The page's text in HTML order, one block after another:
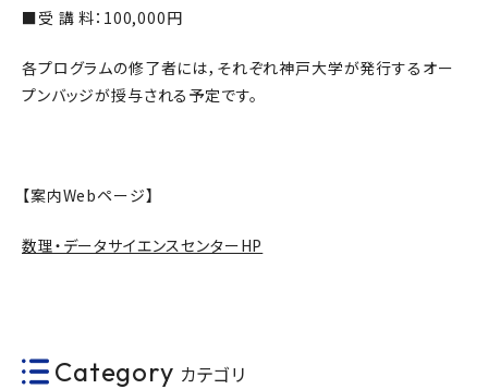
■受 講 料：100,000円
各プログラムの修了者には，それぞれ神戸大学が発行するオー
プンバッジが授与される予定です。
【案内Webページ】
数理・データサイエンスセンターHP
Category カテゴリ